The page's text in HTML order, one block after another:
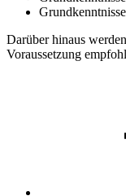
Darüber hinaus
Voraussetzung